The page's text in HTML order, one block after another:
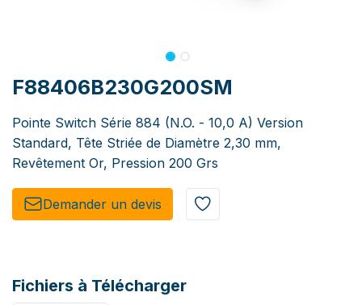
F88406B230G200SM
Pointe Switch Série 884 (N.O. - 10,0 A) Version
Standard, Tête Striée de Diamètre 2,30 mm,
Revêtement Or, Pression 200 Grs
Demander un de​​vis​​
Fichiers à Télécharger